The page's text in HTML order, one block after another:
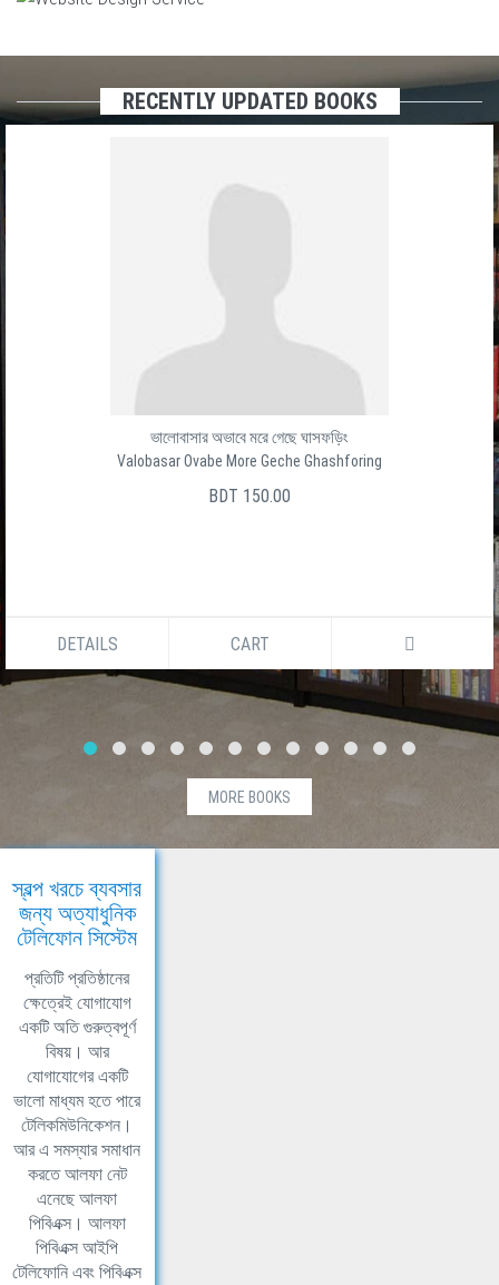
RECENTLY UPDATED BOOKS
ভালোবাসার অভাবে মরে গেছে ঘাসফড়িং
Valobasar Ovabe More Geche Ghashforing
BDT 150.00
DETAILS CART
MORE BOOKS
স্বল্প খরচে ব্যবসার
জন্য অত্যাধুনিক
টেলিফোন সিস্টেম
প্রতিটি প্রতিষ্ঠানের
ক্ষেত্রেই যোগাযোগ
একটি অতি গুরুত্বপূর্ণ
বিষয়। আর
যোগাযোগের একটি
ভালো মাধ্যম হতে পারে
টেলিকমিউনিকেশন।
আর এ সমস্যার সমাধান
করতে আলফা নেট
এনেছে আলফা
পিবিএক্স। আলফা
পিবিএক্স আইপি
টেলিফোনি এবং পিবিএক্স